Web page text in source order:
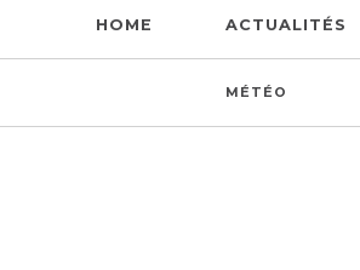
HOME ACTUALITÉS
MÉTÉO